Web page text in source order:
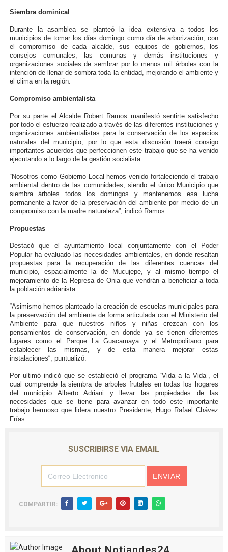
Siembra dominical
Durante la asamblea se planteó la idea extensiva a todos los
municipios de tomar los días domingo como día de arborización, con
el compromiso de cada alcalde, sus equipos de gobiernos, los
consejos comunales, las comunas y demás instituciones y
organizaciones sociales de sembrar por lo menos mil árboles con la
intención de llenar de sombra toda la entidad, mejorando el ambiente y
el clima en la región.
Compromiso ambientalista
Por su parte el Alcalde Robert Ramos manifestó sentirte satisfecho
por todo el esfuerzo realizado a través de las diferentes instituciones y
organizaciones ambientalistas para la conservación de los espacios
naturales del municipio, por lo que esta discusión traerá consigo
importantes acuerdos que perfeccionen este trabajo que se ha venido
ejecutando a lo largo de la gestión socialista.
“Nosotros como Gobierno Local hemos venido fortaleciendo el trabajo
ambiental dentro de las comunidades, siendo el único Municipio que
siembra árboles todos los domingos y mantenemos esa lucha
permanente a favor de la preservación del ambiente por medio de un
compromiso con la madre naturaleza”, indicó Ramos.
Propuestas
Destacó que el ayuntamiento local conjuntamente con el Poder
Popular ha evaluado las necesidades ambientales, en donde resaltan
propuestas para la recuperación de las diferentes cuencas del
municipio, espacialmente la de Mucujepe, y al mismo tiempo el
mejoramiento de la Represa de Onia que vendrán a beneficiar a toda
la población adrianista.
“Asimismo hemos planteado la creación de escuelas municipales para
la preservación del ambiente de forma articulada con el Ministerio del
Ambiente para que nuestros niños y niñas crezcan con los
pensamientos de conservación, en donde ya se tienen diferentes
lugares como el Parque La Guacamaya y el Metropolitano para
establecer las mismas, y de esta manera mejorar estas
instalaciones“, puntualizó.
Por ultimó indicó que se estableció el programa “Vida a la Vida”, el
cual comprende la siembra de arboles frutales en todas los hogares
del municipio Alberto Adriani y llevar las propiedades de las
necesidades que se tiene para avanzar en todo este importante
trabajo hermoso que lidera nuestro Presidente, Hugo Rafael Chávez
Frías.
SUSCRIBIRSE VIA EMAIL
COMPARTIR: